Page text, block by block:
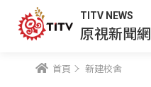
TITV NEWS
原視新聞網
首頁 新建校舍